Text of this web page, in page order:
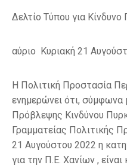
Δελτίο Τύπου για Κίνδυνο
αύριο Κυριακή 21
Η Πολιτική Προστασία
ενημερώνει ότι, σύμφωνα
Πρόβλεψης Κινδύνου
Γραμματείας Πολιτικής
21 Αυγούστου 2022 η
για την Π.Ε. Χανίων ,